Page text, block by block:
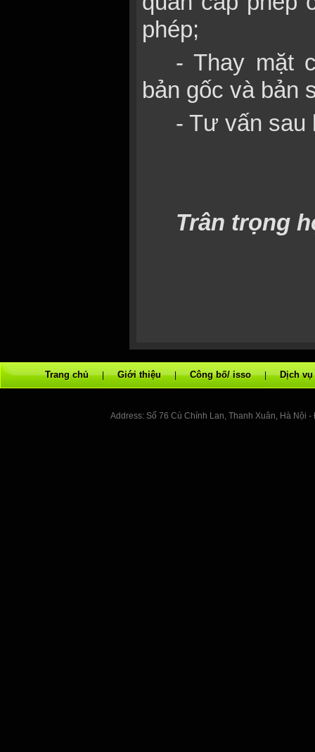
phép;
- Thay mặt
bản gốc và bản
- Tư vấn sau
Trân trọng
Trang chủ | Giới thiệu | Công bố/ isso | Dịch vụ
Address: Số 76 Cù Chính Lan, Thanh Xuân, Hà Nội